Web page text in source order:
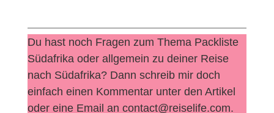
Du hast noch Fragen zum Thema Packliste
Südafrika oder allgemein zu deiner Reise
nach Südafrika? Dann schreib mir doch
einfach einen Kommentar unter den Artikel
oder eine Email an contact@reiselife.com.